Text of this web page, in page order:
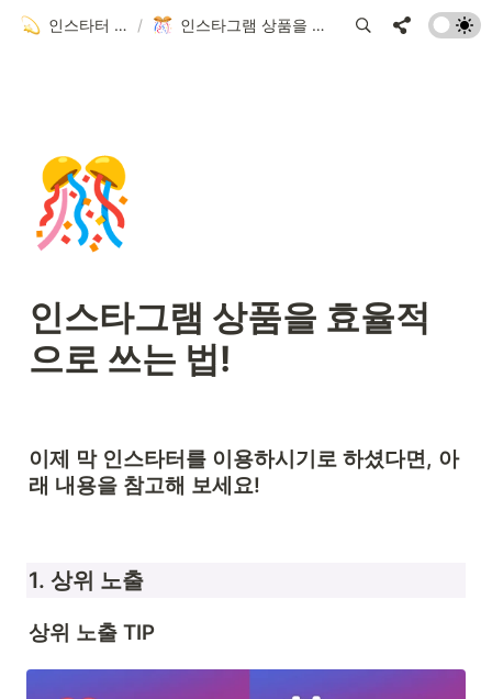
인스타터 사용 가이드 / 인스타그램 상품을 효율적으로 쓰는 법!
🎊
인스타그램 상품을 효율적
으로 쓰는 법!
이제 막 인스타터를 이용하시기로 하셨다면, 아
래 내용을 참고해 보세요!
1. 상위 노출
상위 노출 TIP